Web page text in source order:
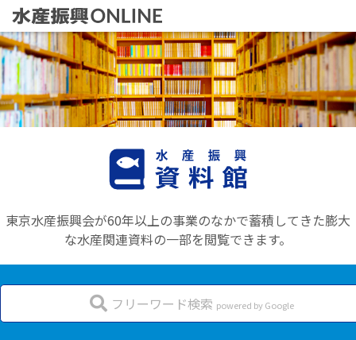
ホーム
水産振興ウェブ版
資料館
東京水産振興会が60年以上の事業のなかで蓄積してきた膨大
な水産関連資料の一部を閲覧できます。
フリーワード検索 powered by Google